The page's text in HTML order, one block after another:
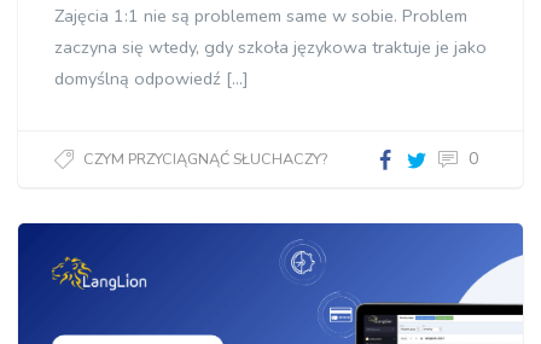
Zajęcia 1:1 nie są problemem same w sobie. Problem
zaczyna się wtedy, gdy szkoła językowa traktuje je jako
domyślną odpowiedź […]
CZYM PRZYCIĄGNĄĆ SŁUCHACZY? 0